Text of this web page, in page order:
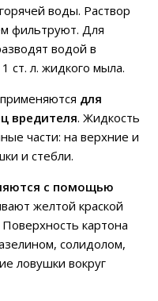
воды. Раствор
фильтруют. Для
водой в
ст. л. жидкого мыла.
для
вредителя. Жидкость
части: на верхние и
и стебли.
с помощью
желтой краской
картона
солидолом,
ловушки вокруг